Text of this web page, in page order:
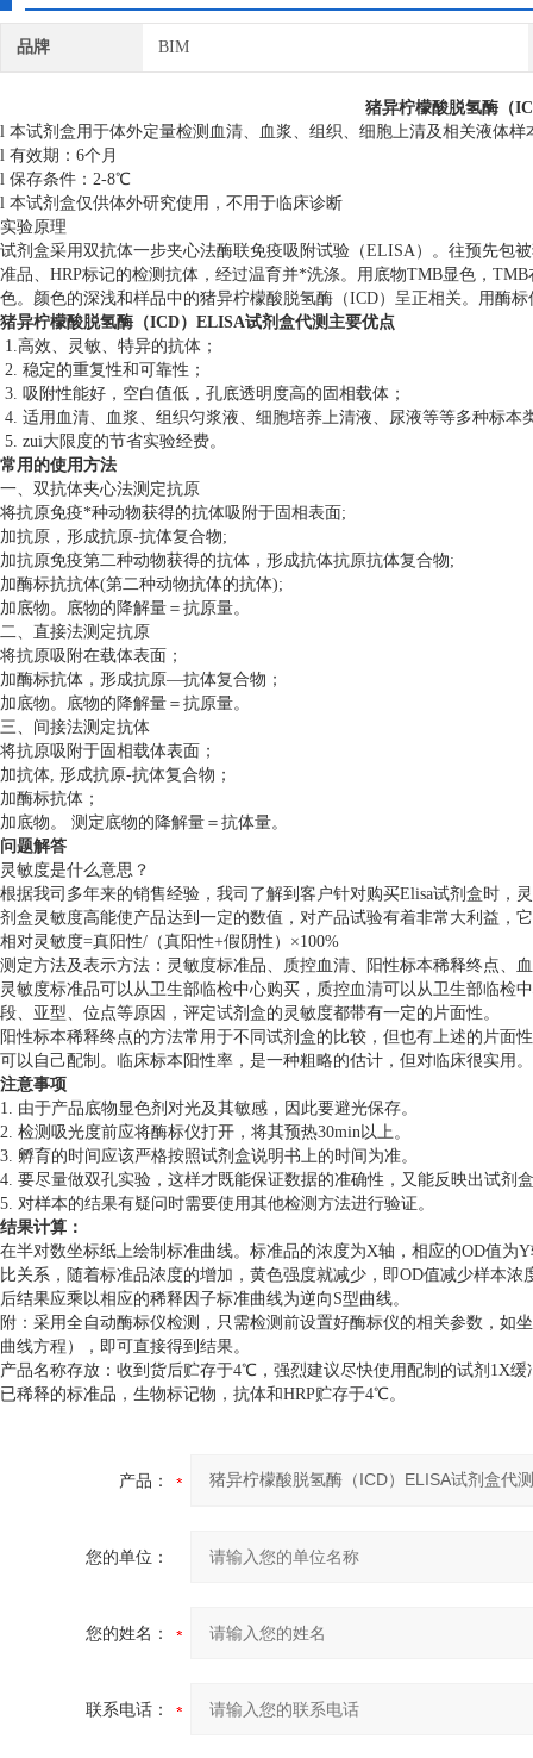
品牌 BIM
猪异柠檬酸脱氢酶（
l 本试剂盒用于体外定量检测血清、血浆、组织、细胞上清及相关液体
l 有效期：6个月
l 保存条件：2-8℃
l 本试剂盒仅供体外研究使用，不用于临床诊断
实验原理
试剂盒采用双抗体一步夹心法酶联免疫吸附试验（ELISA）。往预先包
准品、HRP标记的检测抗体，经过温育并*洗涤。用底物TMB显色，
色。颜色的深浅和样品中的猪异柠檬酸脱氢酶（ICD）呈正相关。用酶
猪异柠檬酸脱氢酶（ICD）ELISA试剂盒代测主要优点
1.高效、灵敏、特异的抗体；
2. 稳定的重复性和可靠性；
3. 吸附性能好，空白值低，孔底透明度高的固相载体；
4. 适用血清、血浆、组织匀浆液、细胞培养上清液、尿液等等多种标本
5. zui大限度的节省实验经费。
常用的使用方法
一、双抗体夹心法测定抗原
将抗原免疫*种动物获得的抗体吸附于固相表面;
加抗原，形成抗原-抗体复合物;
加抗原免疫第二种动物获得的抗体，形成抗体抗原抗体复合物;
加酶标抗抗体(第二种动物抗体的抗体);
加底物。底物的降解量＝抗原量。
二、直接法测定抗原
将抗原吸附在载体表面；
加酶标抗体，形成抗原—抗体复合物；
加底物。底物的降解量＝抗原量。
三、间接法测定抗体
将抗原吸附于固相载体表面；
加抗体, 形成抗原-抗体复合物；
加酶标抗体；
加底物。 测定底物的降解量＝抗体量。
问题解答
灵敏度是什么意思？
根据我司多年来的销售经验，我司了解到客户针对购买Elisa试剂盒时，
剂盒灵敏度高能使产品达到一定的数值，对产品试验有着非常大利益，
相对灵敏度=真阳性/（真阳性+假阴性）×100%
测定方法及表示方法：灵敏度标准品、质控血清、阳性标本稀释终点、
灵敏度标准品可以从卫生部临检中心购买，质控血清可以从卫生部临检
段、亚型、位点等原因，评定试剂盒的灵敏度都带有一定的片面性。
阳性标本稀释终点的方法常用于不同试剂盒的比较，但也有上述的片面
可以自己配制。临床标本阳性率，是一种粗略的估计，但对临床很实用。
注意事项
1. 由于产品底物显色剂对光及其敏感，因此要避光保存。
2. 检测吸光度前应将酶标仪打开，将其预热30min以上。
3. 孵育的时间应该严格按照试剂盒说明书上的时间为准。
4. 要尽量做双孔实验，这样才既能保证数据的准确性，又能反映出试剂
5. 对样本的结果有疑问时需要使用其他检测方法进行验证。
结果计算：
在半对数坐标纸上绘制标准曲线。标准品的浓度为X轴，相应的OD值
比关系，随着标准品浓度的增加，黄色强度就减少，即OD值减少样本
后结果应乘以相应的稀释因子标准曲线为逆向S型曲线。
附：采用全自动酶标仪检测，只需检测前设置好酶标仪的相关参数，如
曲线方程），即可直接得到结果。
产品名称存放：收到货后贮存于4℃，强烈建议尽快使用配制的试剂1X
已稀释的标准品，生物标记物，抗体和HRP贮存于4℃。
产品：
您的单位：
您的姓名：
联系电话：